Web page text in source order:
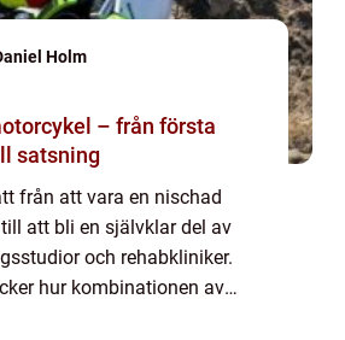
Holm
– från första
satsning
från att vara en nischad
att bli en självklar del av
och rehabkliniker.
hur kombinationen av